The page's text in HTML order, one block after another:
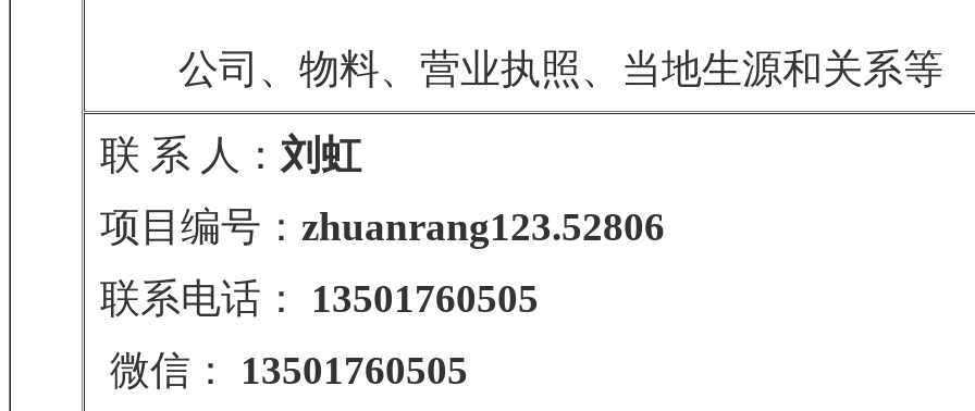
公司、物料、营业执照、当地生源和关系等
联 系 人： 刘虹
项目编号： zhuanrang123.52806
联系电话：
13501760505
微信：
13501760505